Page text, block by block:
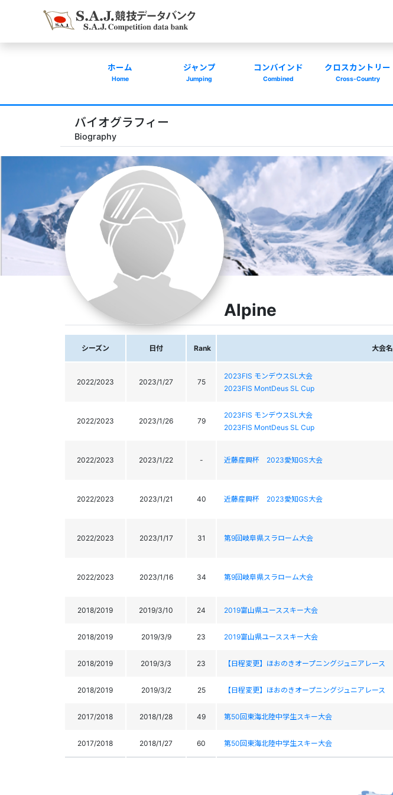
ホーム
Home
ジャンプ
Jumping
コンバインド
Combined
クロスカントリー
Cross-Country
バイオグラフィー
Biography
Alpine
シーズン 日付 Rank 大会名
2022/2023 2023/1/27 75
2023FIS モンデウスSL大会
2023FIS MontDeus SL Cup
2022/2023 2023/1/26 79
2023FIS モンデウスSL大会
2023FIS MontDeus SL Cup
2022/2023 2023/1/22 - 近藤産興杯 2023愛知GS大会
2022/2023 2023/1/21 40 近藤産興杯 2023愛知GS大会
2022/2023 2023/1/17 31 第9回岐阜県スラローム大会
2022/2023 2023/1/16 34 第9回岐阜県スラローム大会
2018/2019 2019/3/10 24 2019富山県ユーススキー大会
2018/2019 2019/3/9 23 2019富山県ユーススキー大会
2018/2019 2019/3/3 23 【日程変更】ほおのきオープニングジュニアレース
2018/2019 2019/3/2 25 【日程変更】ほおのきオープニングジュニアレース
2017/2018 2018/1/28 49 第50回東海北陸中学生スキー大会
2017/2018 2018/1/27 60 第50回東海北陸中学生スキー大会